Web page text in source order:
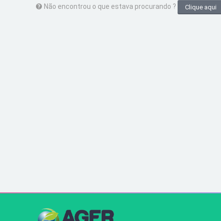
Não encontrou o que estava procurando ? Clique aqui